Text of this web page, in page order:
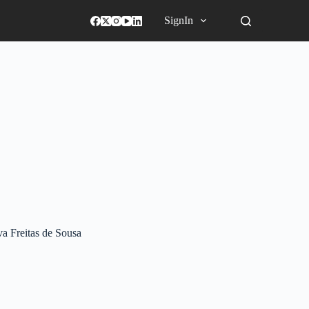
SignIn
Freitas de Sousa